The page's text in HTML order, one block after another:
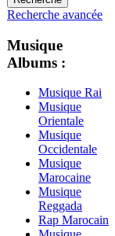
Recherche avancée
Musique
Albums :
Musique Rai
Musique
Orientale
Musique
Occidentale
Musique
Marocaine
Musique
Reggada
Rap Marocain